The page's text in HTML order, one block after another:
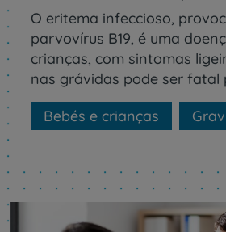
O eritema infeccioso,
parvovírus B19, é uma
crianças, com sintomas
nas grávidas pode ser fatal
Bebés e crianças